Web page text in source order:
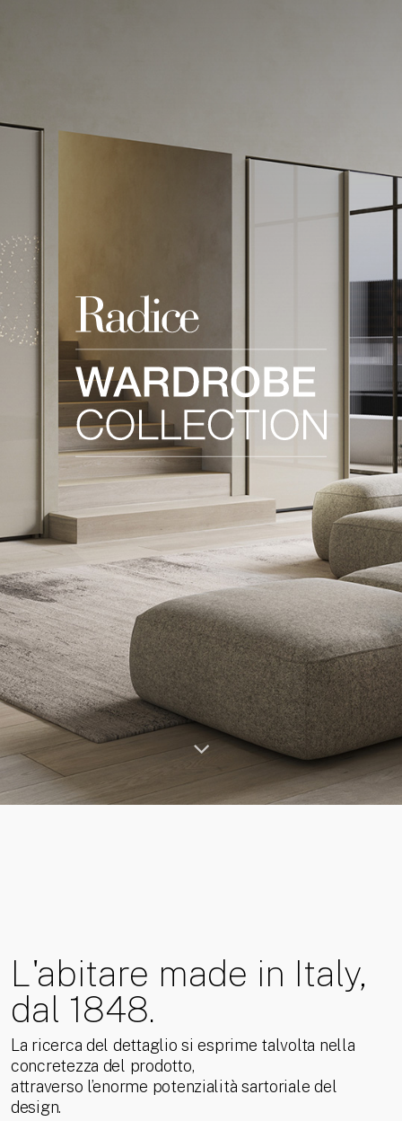
L'abitare made in Italy,
dal 1848.
La ricerca del dettaglio si esprime talvolta nella
concretezza del prodotto,
attraverso l’enorme potenzialità sartoriale del
design.